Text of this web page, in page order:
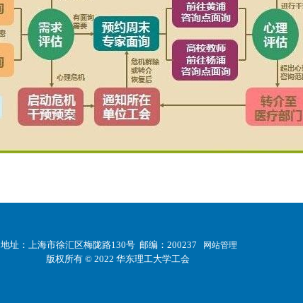
地址：上海市徐汇区梅陇路130号 邮编：200237 网站管理
版权所有 © 2022 华东理工大学工会